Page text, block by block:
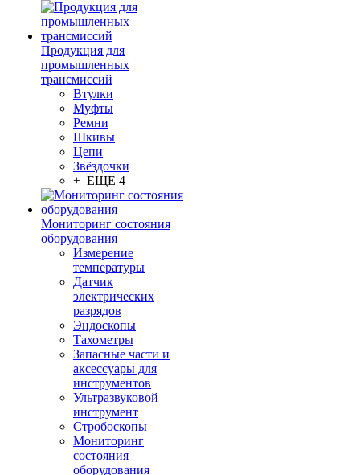
Продукция для
промышленных
трансмиссий
Втулки
Муфты
Ремни
Шкивы
Цепи
Звёздочки
+ ЕЩЕ 4
Мониторинг состояния
оборудования
Измерение
температуры
Датчик
электрических
разрядов
Эндоскопы
Тахометры
Запасные части и
аксессуары для
инструментов
Ультразвуковой
инструмент
Стробоскопы
Мониторинг
состояния
оборудования